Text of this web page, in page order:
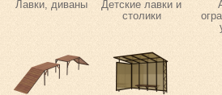
Лавки, диваны
Детские лавки и
столики